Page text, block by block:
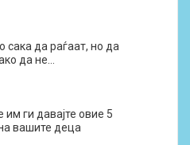
сака да раѓаат, но да
да не…
им ги давајте овие 5
вашите деца